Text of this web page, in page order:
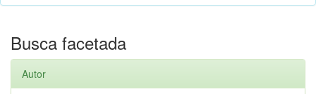
Busca facetada
Autor